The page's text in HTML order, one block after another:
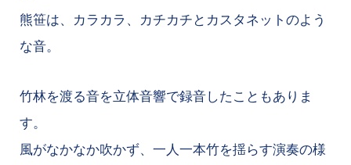
熊笹は、カラカラ、カチカチとカスタネットのよう
な音。
竹林を渡る音を立体音響で録音したこともありま
す。
風がなかなか吹かず、一人一本竹を揺らす演奏の様